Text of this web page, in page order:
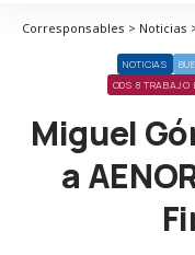
NOTICIAS
ODS 8 TRABAJO
Miguel
a